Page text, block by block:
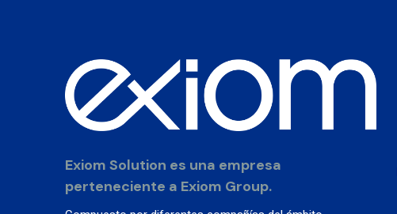
Exiom Solution es una empresa
perteneciente a Exiom Group.